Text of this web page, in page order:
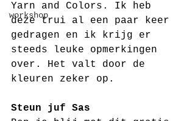
workshop
Yarn and Colors. Ik heb
deze trui al een paar keer
gedragen en ik krijg er
steeds leuke opmerkingen
over. Het valt door de
kleuren zeker op.
Steun juf Sas